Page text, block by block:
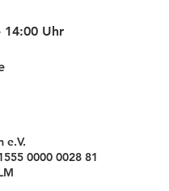
Uhr
e.V.
0000 0028 81